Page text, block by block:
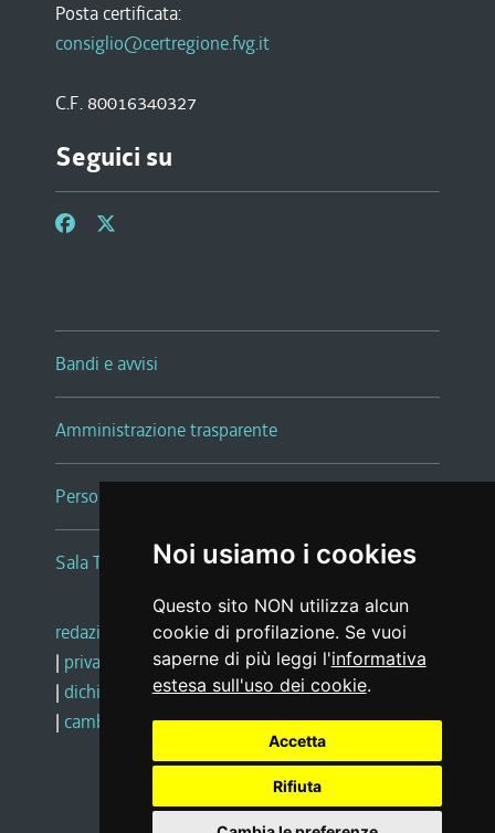
Noi usiamo i cookies
Questo sito NON utilizza alcun
cookie di profilazione. Se vuoi
saperne di più leggi l'informativa
estesa sull'uso dei cookie.
Accetta
Rifiuta
Posta certificata:
consiglio@certregione.fvg.it
C.F. 80016340327
Seguici su
Bandi e avvisi
Amministrazione trasparente
Persone e Uffici
Sala Tiziano Tessitori
redazione web |note legali |glossario
| privacy
social media policy
| dichiarazione di accessibilità |feedback
| cambio preferenze cookie
Realizzato da